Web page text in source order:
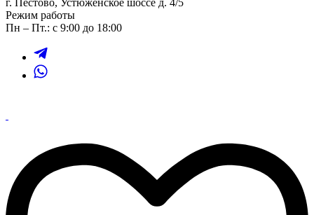
г. Пестово, Устюженское шоссе д. 4/5
Режим работы
Пн – Пт.: с 9:00 до 18:00